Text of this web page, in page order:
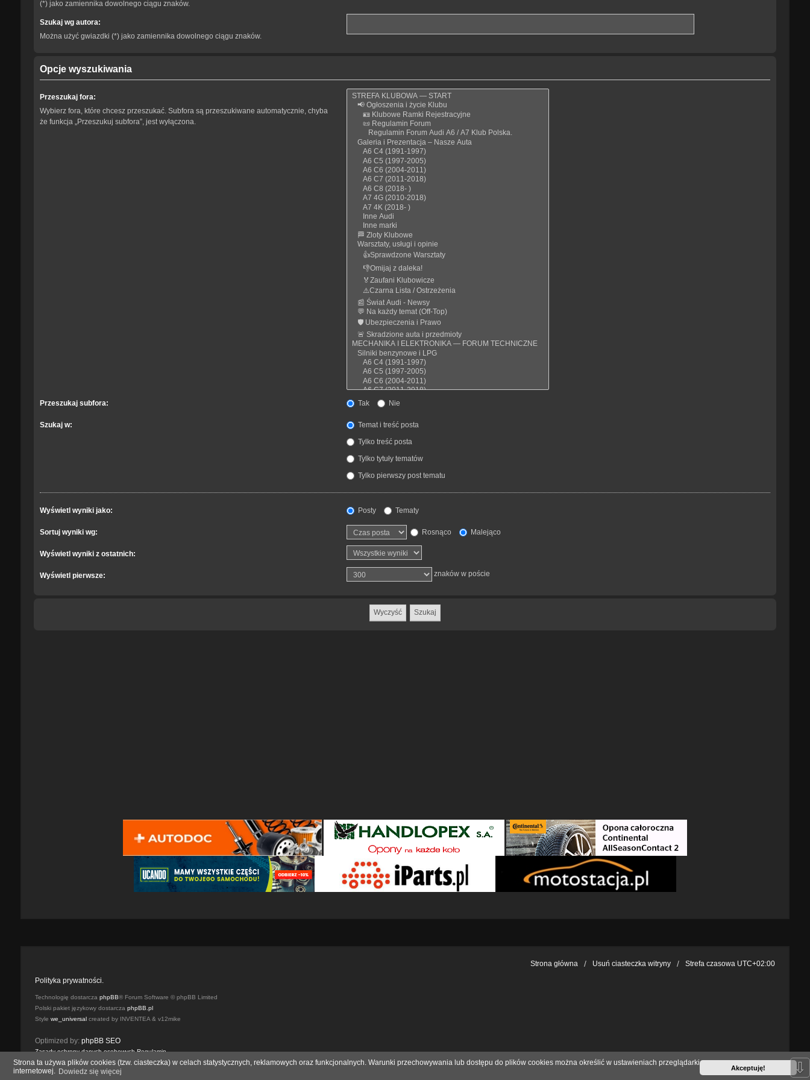
Strona ta używa plików cookies (tzw. ciasteczka) w celach statystycznych, reklamowych oraz funkcjonalnych. Warunki przechowywania lub dostępu do plików cookies można określić w ustawieniach przeglądarki
internetowej. Dowiedz się więcej Akceptuję!
(*) jako zamiennika dowolnego ciągu znaków.
Szukaj wg autora:
Można użyć gwiazdki (*) jako zamiennika dowolnego ciągu znaków.
Opcje wyszukiwania
Przeszukaj fora:
Wybierz fora, które chcesz przeszukać. Subfora są przeszukiwane automatycznie, chyba
że funkcja „Przeszukuj subfora”, jest wyłączona.
Przeszukaj subfora: Tak Nie
Szukaj w:
Temat i treść posta
Tylko treść posta
Tylko tytuły tematów
Tylko pierwszy post tematu
Wyświetl wyniki jako: Posty Tematy
Sortuj wyniki wg: Rosnąco Malejąco
Wyświetl wyniki z ostatnich:
Wyświetl pierwsze: znaków w poście
Strona główna Usuń ciasteczka witryny Strefa czasowa UTC+02:00
Polityka prywatności.
Technologię dostarcza phpBB® Forum Software © phpBB Limited
Polski pakiet językowy dostarcza phpBB.pl
Style we_universalcreated by INVENTEA & v12mike
Optimized by: phpBB SEO
Zasady ochrony danych osobowych Regulamin
⇩